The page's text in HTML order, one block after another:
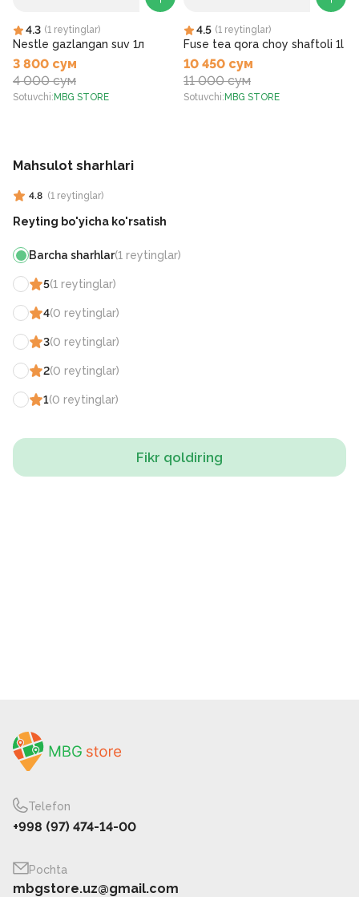
4.3 (1 reytinglar)
Nestle gazlangan suv 1л
3 800 сум
4 000 сум
Sotuvchi: MBG STORE
4.5 (1 reytinglar)
Fuse tea qora choy shaftoli 1l
10 450 сум
11 000 сум
Sotuvchi: MBG STORE
Mahsulot sharhlari
4.8 (1 reytinglar)
Reyting bo'yicha ko'rsatish
Barcha sharhlar(1 reytinglar)
5(1 reytinglar)
4(0 reytinglar)
3(0 reytinglar)
2(0 reytinglar)
1(0 reytinglar)
Fikr qoldiring
Telefon
+998 (97) 474-14-00
Pochta
mbgstore.uz@gmail.com